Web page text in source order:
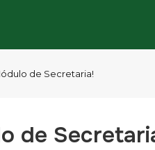
de Secretaria!
de